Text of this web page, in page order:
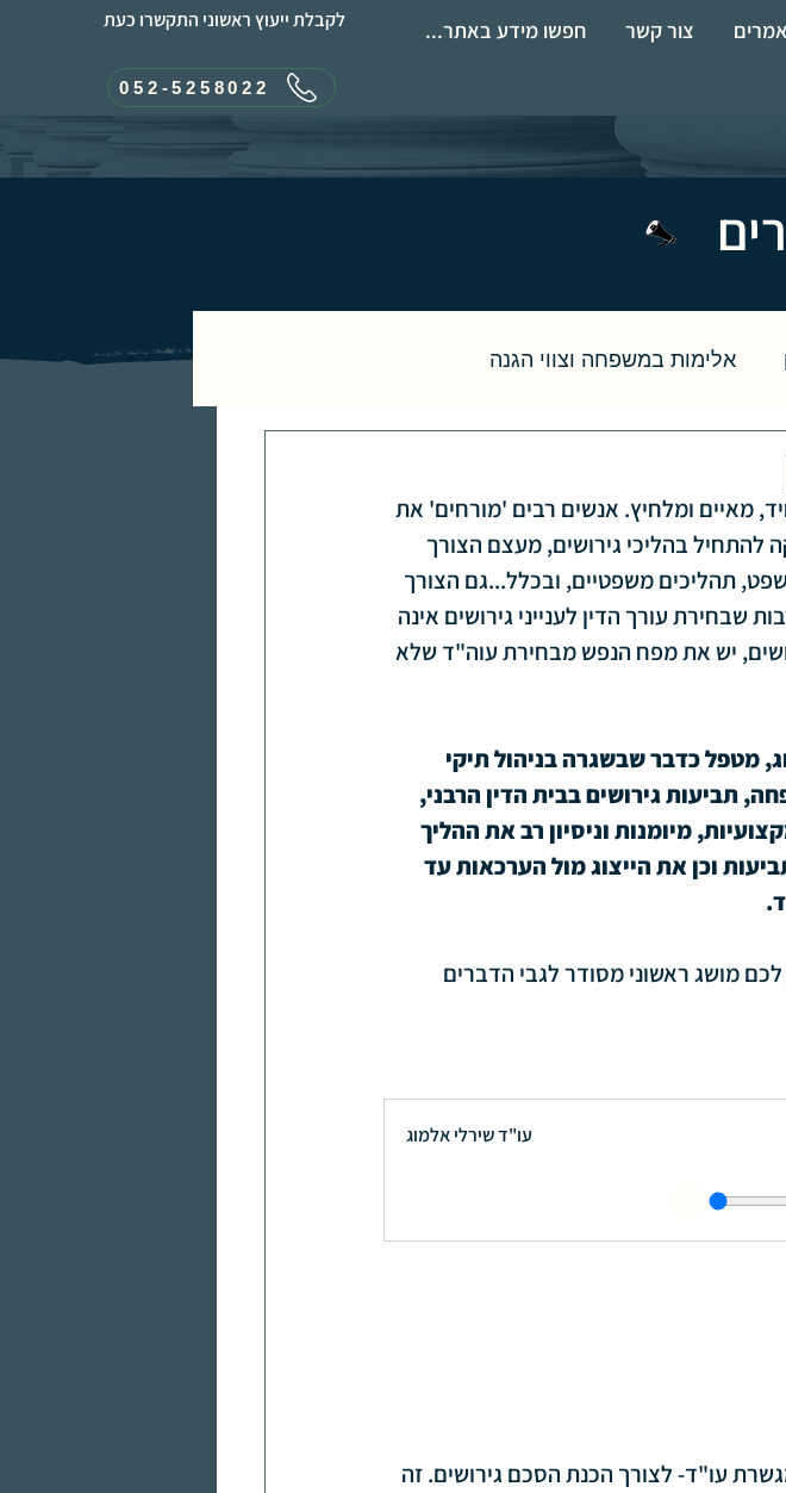
לקבלת ייעוץ ראשוני התקשרו כעת
052-5258022
צור קשר חפשו מידע באתר...
אלימות במשפחה וצווי הגנה
מאיים ומלחיץ. אנשים רבים 'מורחים' את
להתחיל בהליכי גירושים, מעצם הצורך
תהליכים משפטיים, ובכלל...גם הצורך
שבחירת עורך הדין לענייני גירושים אינה
יש את מפח הנפש מבחירת עוה"ד שלא
מטפל כדבר שבשגרה בניהול תיקי
תביעות גירושים בבית הדין הרבני,
מיומנות וניסיון רב את ההליך
וכן את הייצוג מול הערכאות עד
מושג ראשוני מסודר לגבי הדברים
עו"ד שירלי אלמוג
עו"ד- לצורך הכנת הסכם גירושים. זה